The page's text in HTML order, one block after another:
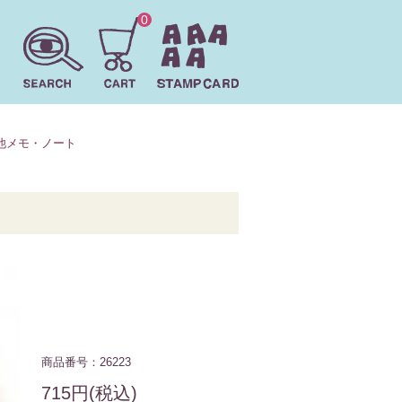
0
メモ・ノート
商品番号：26223
715円(税込)